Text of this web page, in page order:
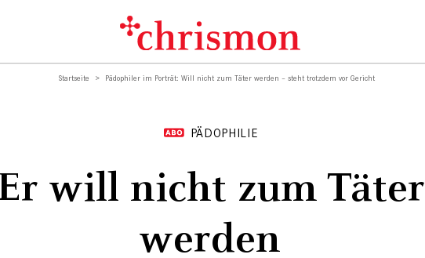
Startseite Pädophiler im Porträt: Will nicht zum Täter werden – steht trotzdem vor Gericht
PÄDOPHILIE
will nicht zum Täter
werden